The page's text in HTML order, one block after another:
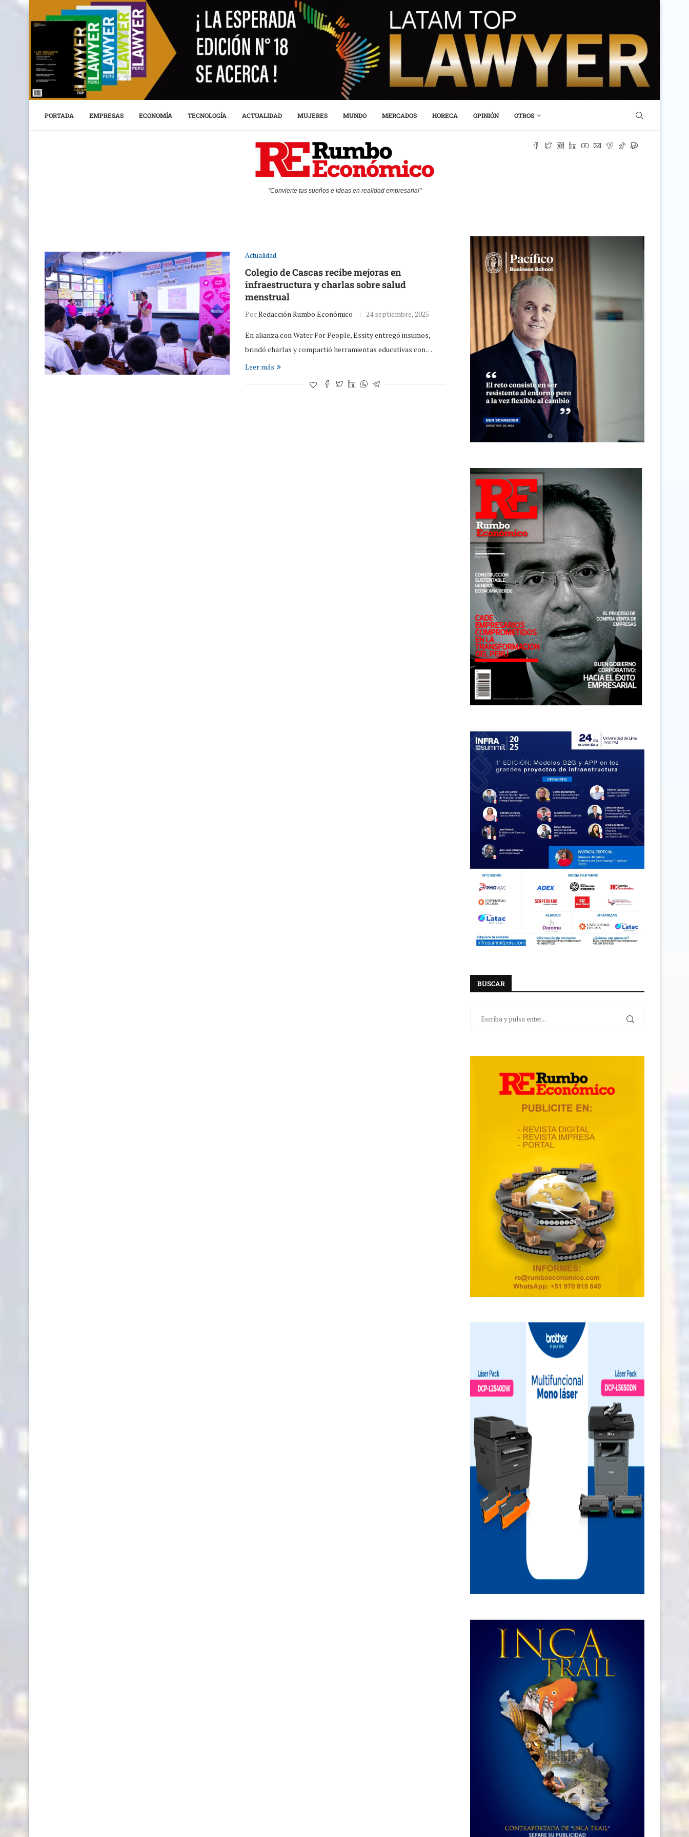
PORTADA EMPRESAS ECONOMÍA TECNOLOGÍA ACTUALIDAD MUJERES MUNDO MERCADOS HORECA OPINIÓN OTROS
"Convierte tus sueños e ideas en realidad empresarial"
Actualidad
Colegio de Cascas recibe mejoras en
infraestructura y charlas sobre salud
menstrual
PorRedacción Rumbo Económico 24 septiembre, 2025
En alianza con Water For People, Essity entregó insumos,
brindó charlas y compartió herramientas educativas con…
Leer más
BUSCAR